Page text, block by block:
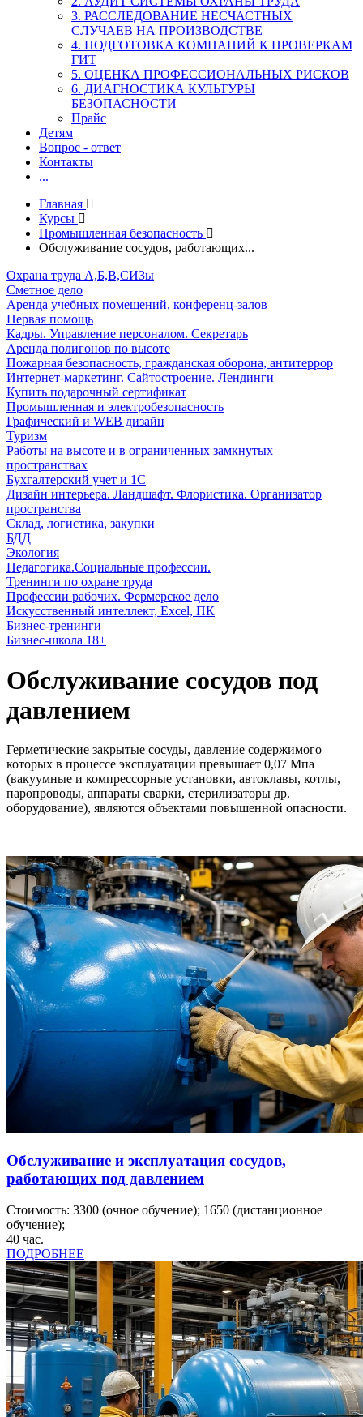
3. РАССЛЕДОВАНИЕ НЕСЧАСТНЫХ
СЛУЧАЕВ НА ПРОИЗВОДСТВЕ
4. ПОДГОТОВКА КОМПАНИЙ К ПРОВЕРКАМ
ГИТ
5. ОЦЕНКА ПРОФЕССИОНАЛЬНЫХ РИСКОВ
6. ДИАГНОСТИКА КУЛЬТУРЫ
БЕЗОПАСНОСТИ
Прайс
Детям
Вопрос - ответ
Контакты
...
Главная
Курсы
Промышленная безопасность
Обслуживание сосудов, работающих...
Охрана труда А,Б,В,СИЗы
Сметное дело
Аренда учебных помещений, конференц-залов
Первая помощь
Кадры. Управление персоналом. Секретарь
Аренда полигонов по высоте
Пожарная безопасность, гражданская оборона, антитеррор
Интернет-маркетинг. Сайтостроение. Лендинги
Купить подарочный сертификат
Промышленная и электробезопасность
Графический и WEB дизайн
Туризм
Работы на высоте и в ограниченных замкнутых
пространствах
Бухгалтерский учет и 1С
Дизайн интерьера. Ландшафт. Флористика. Организатор
пространства
Склад, логистика, закупки
БДД
Экология
Педагогика.Социальные профессии.
Тренинги по охране труда
Профессии рабочих. Фермерское дело
Искусственный интеллект, Excel, ПК
Бизнес-тренинги
Бизнес-школа 18+
Обслуживание сосудов под
давлением
Герметические закрытые сосуды, давление содержимого
которых в процессе эксплуатации превышает 0,07 Мпа
(вакуумные и компрессорные установки, автоклавы, котлы,
паропроводы, аппараты сварки, стерилизаторы др.
оборудование), являются объектами повышенной опасности.
Обслуживание и эксплуатация сосудов,
работающих под давлением
Стоимость: 3300 (очное обучение); 1650 (дистанционное
обучение);
40 час.
ПОДРОБНЕЕ